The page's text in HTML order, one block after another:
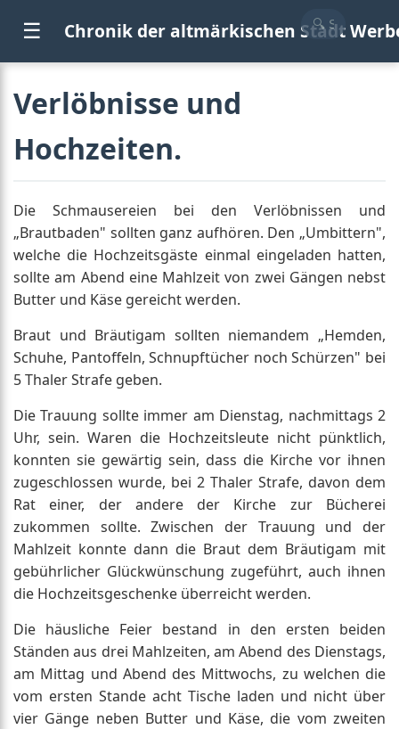
☰ Chronik der altmärkischen Stadt
Verlöbnisse und
Hochzeiten.
Die Schmausereien bei den Verlöbnissen und
„Brautbaden" sollten ganz aufhören. Den „Umbittern",
welche die Hochzeitsgäste einmal eingeladen hatten,
sollte am Abend eine Mahlzeit von zwei Gängen nebst
Butter und Käse gereicht werden.
Braut und Bräutigam sollten niemandem „Hemden,
Schuhe, Pantoffeln, Schnupftücher noch Schürzen" bei
5 Thaler Strafe geben.
Die Trauung sollte immer am Dienstag, nachmittags 2
Uhr, sein. Waren die Hochzeitsleute nicht pünktlich,
konnten sie gewärtig sein, dass die Kirche vor ihnen
zugeschlossen wurde, bei 2 Thaler Strafe, davon dem
Rat einer, der andere der Kirche zur Bücherei
zukommen sollte. Zwischen der Trauung und der
Mahlzeit konnte dann die Braut dem Bräutigam mit
gebührlicher Glückwünschung zugeführt, auch ihnen
die Hochzeitsgeschenke überreicht werden.
Die häusliche Feier bestand in den ersten beiden
Ständen aus drei Mahlzeiten, am Abend des Dienstags,
am Mittag und Abend des Mittwochs, zu welchen die
vom ersten Stande acht Tische laden und nicht über
vier Gänge neben Butter und Käse, die vom zweiten